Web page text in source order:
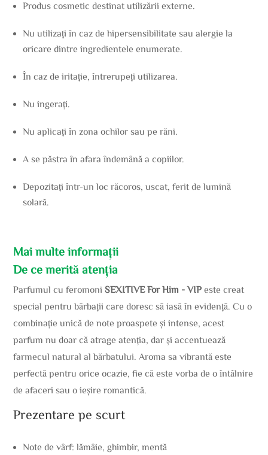
Produs cosmetic destinat utilizării externe.
Nu utilizați în caz de hipersensibilitate sau alergie la
oricare dintre ingredientele enumerate.
În caz de iritație, întrerupeți utilizarea.
Nu ingerați.
Nu aplicați în zona ochilor sau pe răni.
A se păstra în afara îndemână a copiilor.
Depozitați într-un loc răcoros, uscat, ferit de lumină
solară.
Mai multe informații
De ce merită atenția
Parfumul cu feromoni SEXITIVE For Him - VIP este creat
special pentru bărbații care doresc să iasă în evidență. Cu o
combinație unică de note proaspete și intense, acest
parfum nu doar că atrage atenția, dar și accentuează
farmecul natural al bărbatului. Aroma sa vibrantă este
perfectă pentru orice ocazie, fie că este vorba de o întâlnire
de afaceri sau o ieșire romantică.
Prezentare pe scurt
Note de vârf: lămâie, ghimbir, mentă